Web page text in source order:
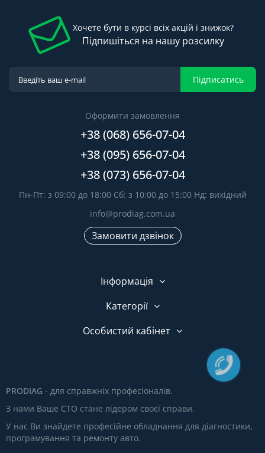
Хочете бути в курсі всіх акцій і знижок?
Підпишіться на нашу розсилку
Підписатись
Оформити замовлення
+38 (068) 656-07-04
+38 (095) 656-07-04
+38 (073) 656-07-04
Пн-Пт: з 09:00 до 18:00 Сб: з 10:00 до 15:00 Нд: вихідний
info@prodiag.com.ua
Замовити дзвінок
Інформація
Категорії
Особистий кабінет
PRODIAG - для справжніх професіоналів.
З нами Ваше СТО стане лідером своєї справи.
У нас Ви знайдете професійне обладнання для діагностики,
програмування та ремонту авто.